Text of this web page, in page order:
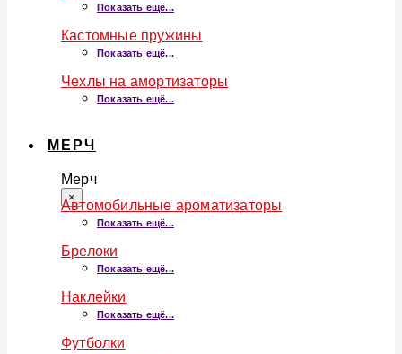
Показать ещё...
Кастомные пружины
Показать ещё...
Чехлы на амортизаторы
Показать ещё...
МЕРЧ
Мерч
×
Автомобильные ароматизаторы
Показать ещё...
Брелоки
Показать ещё...
Наклейки
Показать ещё...
Футболки